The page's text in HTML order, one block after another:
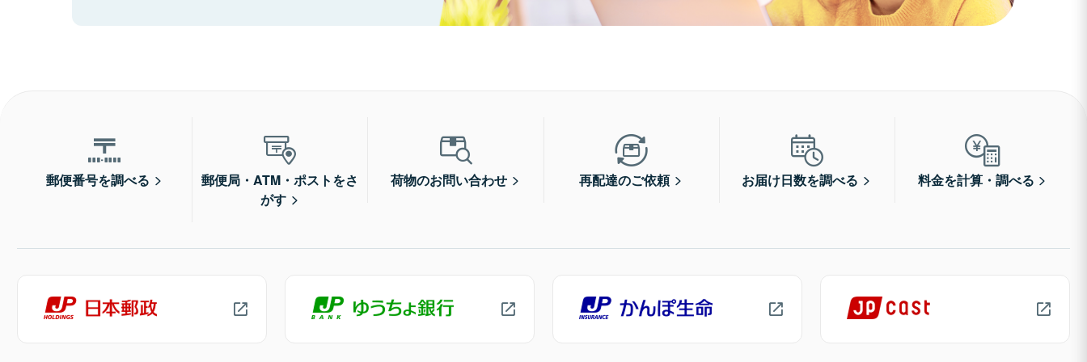
郵便番号を調べる
郵便局・ATM・ポストをさ
がす
荷物のお問い合わせ 再配達のご依頼 お届け日数を調べる 料金を計算・調べる